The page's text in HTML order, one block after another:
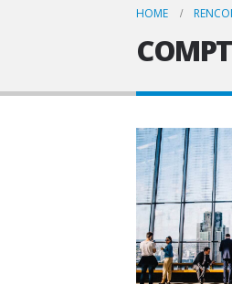
HOME